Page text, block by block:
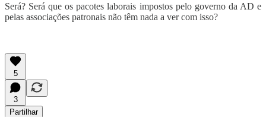
Será? Será que os pacotes laborais impostos pelo governo da AD e
pelas associações patronais não têm nada a ver com isso?
5
3
Partilhar